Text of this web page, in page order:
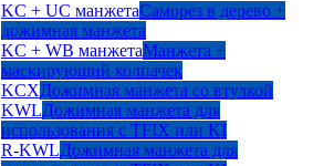
KC + UC манжетаСаморез в дерево +
дожимная манжета
KC + WB манжетаМанжета +
маскирующий колпачек
KCXДожимная манжета со втулкой
KWLДожимная манжета для
использования с TFIX или KI
R-KWLДожимная манжета для